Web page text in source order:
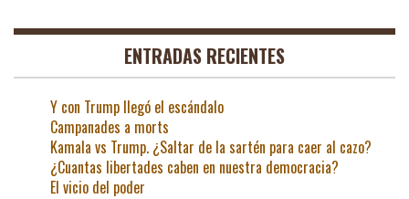
ENTRADAS RECIENTES
Y con Trump llegó el escándalo
Campanades a morts
Kamala vs Trump. ¿Saltar de la sartén para caer al cazo?
¿Cuantas libertades caben en nuestra democracia?
El vicio del poder